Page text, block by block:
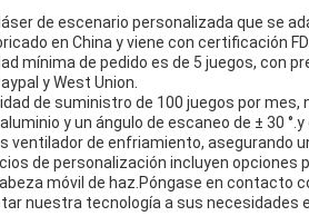
de escenario personalizada que se
en China y viene con certificación
mínima de pedido es de 5 juegos, con
y West Union.
de suministro de 100 juegos por
y un ángulo de escaneo de ± 30
ventilador de enfriamiento, asegurando
de personalización incluyen opciones
móvil de haz.Póngase en contacto
nuestra tecnología a sus necesidades